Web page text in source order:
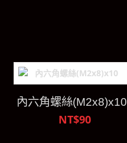
內六角螺絲(M2x8)x10
NT$90